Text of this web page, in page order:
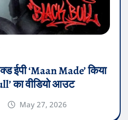
ईपी ‘Maan Made’ किया
का वीडियो आउट
May 27, 2026